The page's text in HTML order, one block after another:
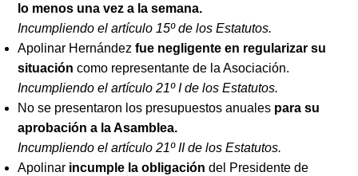
lo menos una vez a la semana.
Incumpliendo el artículo 15º de los Estatutos.
Apolinar Hernández fue negligente en regularizar su
situación como representante de la Asociación.
Incumpliendo el artículo 21º I de los Estatutos.
No se presentaron los presupuestos anuales para su
aprobación a la Asamblea.
Incumpliendo el artículo 21º II de los Estatutos.
Apolinar incumple la obligación del Presidente de